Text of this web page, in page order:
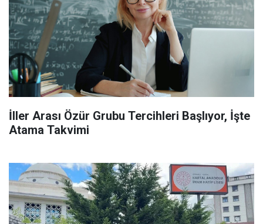
İller Arası Özür Grubu Tercihleri Başlıyor, İşte
Atama Takvimi